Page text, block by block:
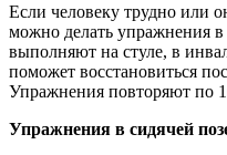
Если человеку трудно или
можно делать упражнения
выполняют на стуле, в
поможет восстановиться
Упражнения повторяют по
Упражнения в сидячей